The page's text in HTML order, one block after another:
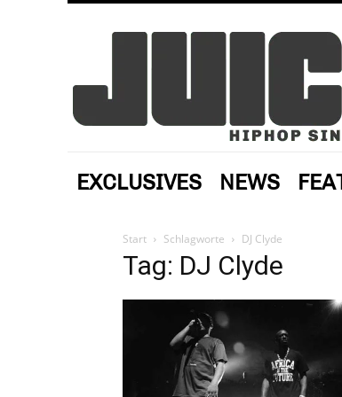
EXCLUSIVES NEWS
Start Schlagworte DJ Clyde
Tag: DJ Clyde